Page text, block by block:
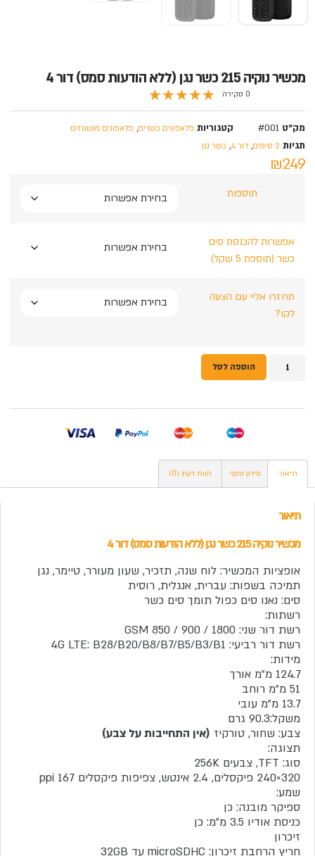
מכשיר נוקיה 215 כשר נגן (ללא הודעות סמס) דור 4
0 סקירה ★
★
★
★
★
מק"ט #001 קטגוריות פלאפונים כשרים, פלאפונים מושגחים
תגיות 2 סימים , דור 4 , כשר נגן
₪249
תוספות
אפשרות להכנסת סים
כשר (תוספת 5 שקל)
תחזרו אליי עם הצעה
לקו?
הוספה לסל
תיאור מידע נוסף חוות דעת (0)
תיאור
מכשיר נוקיה 215 כשר נגן (ללא הודעות סמס) דור 4
אופציות המכשיר: לוח שנה, תזכיר, שעון מעורר, טיימר, נגן
תמיכה בשפות: עברית, אנגלית, רוסית
סים: נאנו סים כפול תומך סים כשר
רשתות:
רשת דור שני: GSM 850 / 900 / 1800
רשת דור רביעי: 4G LTE: B28/B20/B8/B7/B5/B3/B1
מידות:
124.7 מ"מ אורך
51 מ"מ רוחב
13.7 מ"מ עובי
משקל:90.3 גרם
צבע: שחור, טורקיז (אין התחייבות על צבע)
תצוגה:
סוג: TFT, צבעים 256K
320×240 פיקסלים, 2.4 אינטש, צפיפות פיקסלים 167 ppi
שמע:
ספיקר מובנה: כן
כניסת אודיו 3.5 מ"מ: כן
זיכרון
חריץ הרחבת זיכרון: microSDHC עד 32GB